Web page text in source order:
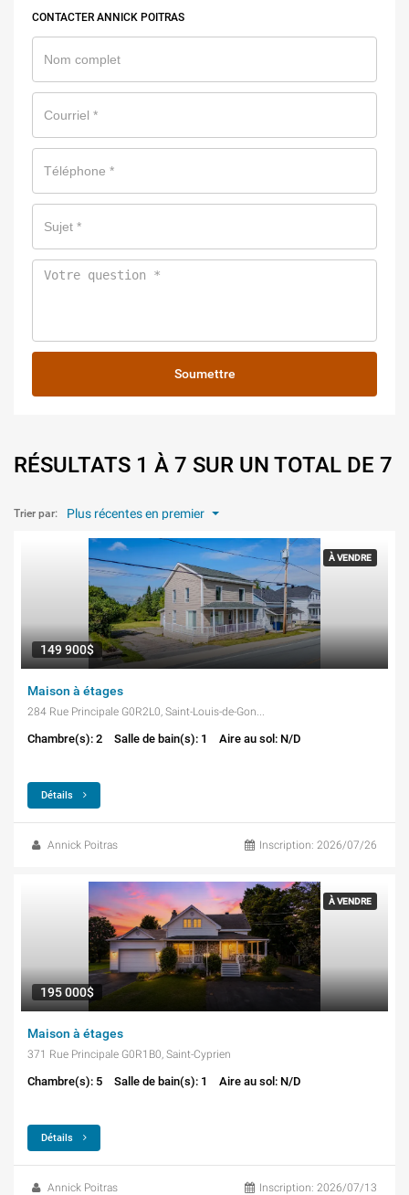
CONTACTER ANNICK POITRAS
Soumettre
RÉSULTATS 1 À 7 SUR UN TOTAL DE 7
Trier par: Plus récentes en premier
À VENDRE
149 900$
Maison à étages
Chambre(s): 2 Salle de bain(s): 1 Aire au sol: N/D
Détails
Annick Poitras Inscription: 2026/07/26
À VENDRE
195 000$
Maison à étages
371 Rue Principale G0R1B0, Saint-Cyprien
Chambre(s): 5 Salle de bain(s): 1 Aire au sol: N/D
Détails
Annick Poitras Inscription: 2026/07/13